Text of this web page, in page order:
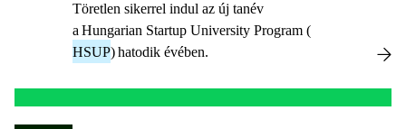
Töretlen sikerrel indul az új tanév
a Hungarian Startup University Program (
HSUP) hatodik évében.